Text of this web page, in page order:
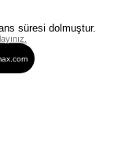
süresi dolmuştur.